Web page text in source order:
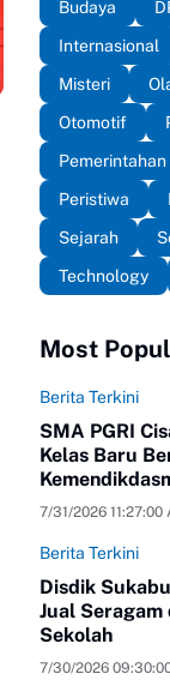
Budaya
Internasional
Misteri
Otomotif
Pemerintahan
Peristiwa
Sejarah
Technology
Most
Berita Terkini
SMA PGRI
Kelas Baru
7/31/2026 11:27:00
Berita Terkini
Disdik
Jual
Sekolah
7/30/2026